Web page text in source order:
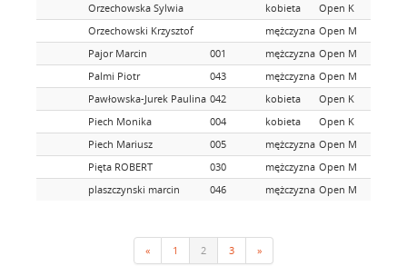
Orzechowska Sylwia
kobieta
Open K
Orzechowski Krzysztof
mężczyzna Open M
Pajor Marcin
001 mężczyzna Open M
Palmi Piotr
043 mężczyzna Open M
Pawłowska-Jurek Paulina 042 kobieta
Open K
Piech Monika
004 kobieta
Open K
Piech Mariusz
005 mężczyzna Open M
Pięta ROBERT
030 mężczyzna Open M
plaszczynski marcin
046 mężczyzna Open M
« 1 2 3 »